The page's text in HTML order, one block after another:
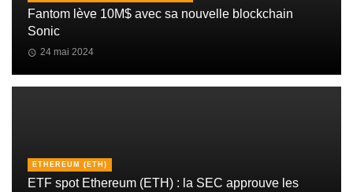
Fantom lève 10M$ avec sa nouvelle blockchain
Sonic
24 mai 2024
ETHEREUM (ETH)
ETF spot Ethereum (ETH) : la SEC approuve les